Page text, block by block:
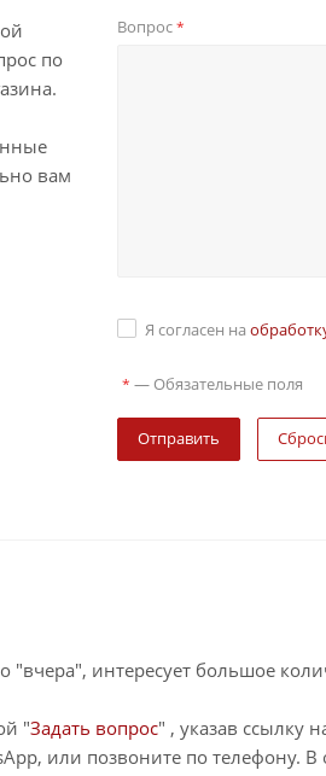
по
вам
Вопрос*
Я согласен на
* — Обязательные поля
интересует большое
"Задать вопрос" , указав ссылку
или позвоните по